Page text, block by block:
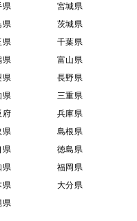
県
宮城県
県
茨城県
県
千葉県
県
富山県
県
長野県
県
三重県
府
兵庫県
県
島根県
県
徳島県
県
福岡県
県
大分県
県